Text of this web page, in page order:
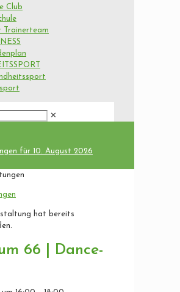
Club
Trainerteam
✕
für 10. August 2026
hat bereits
66 | Dance-